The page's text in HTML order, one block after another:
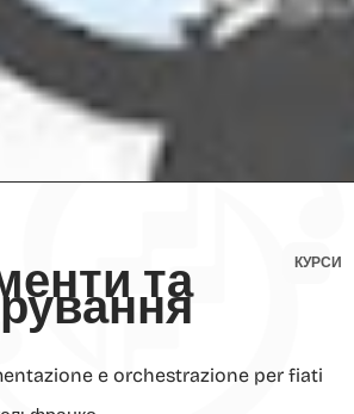
та КУРСИ
e orchestrazione per fiati